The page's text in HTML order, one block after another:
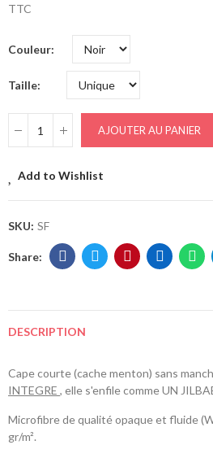
TTC
Couleur
Taille
AJOUTER AU PANIER
Add to Wishlist
SKU: SF
DESCRIPTION
Cape courte (cache menton) sans
INTEGRE , elle s'enfile comme UN
Microfibre de qualité opaque et fluide
gr/m².